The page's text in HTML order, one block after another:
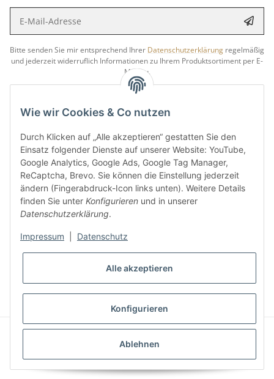
Wie wir Cookies & Co nutzen
Durch Klicken auf „Alle akzeptieren“ gestatten Sie den
Einsatz folgender Dienste auf unserer Website: YouTube,
Google Analytics, Google Ads, Google Tag Manager,
ReCaptcha, Brevo. Sie können die Einstellung jederzeit
ändern (Fingerabdruck-Icon links unten). Weitere Details
finden Sie unter Konfigurieren und in unserer
Datenschutzerklärung.
Impressum Datenschutz
Alle akzeptieren
Konfigurieren
Ablehnen
Bitte senden Sie mir entsprechend Ihrer Datenschutzerklärung regelmäßig
und jederzeit widerruflich Informationen zu Ihrem Produktsortiment per E-
Mail zu.
Für Ihren nächsten Einkauf in unserem WOODResin-Shop.
Den Gutschein erhalten Sie per Email nach der erfolgreichen
Bestätigung Ihrer Email-Adresse.
* Alle Preise inkl. gesetzlicher USt., zzgl.
VERTRAG WIDERRUFEN
© S u. K Hock GmbH
JTL-Shop|AVIA JTL-Shop Template